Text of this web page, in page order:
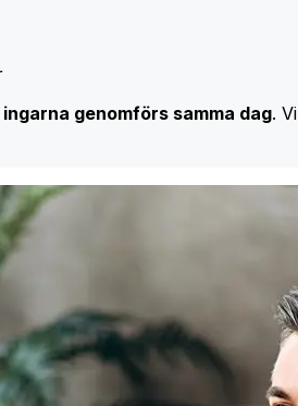
ingarna genomförs samma dag.